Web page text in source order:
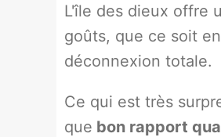
L'île des dieux offre
goûts, que ce soit
déconnexion totale.
Ce qui est très
que bon rapport